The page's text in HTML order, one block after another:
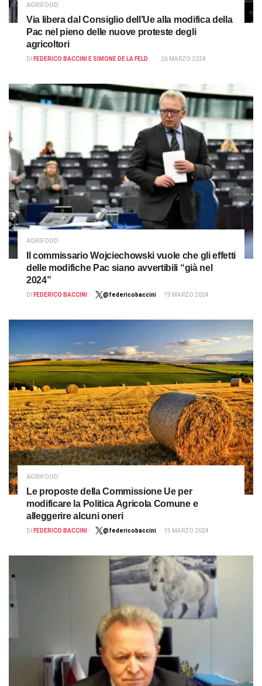
AGRIFOOD
Via libera dal Consiglio dell’Ue alla modifica della
Pac nel pieno delle nuove proteste degli
agricoltori
DI FEDERICO BACCINI E SIMONE DE LA FELD 26 MARZO 2024
AGRIFOOD
Il commissario Wojciechowski vuole che gli effetti
delle modifiche Pac siano avvertibili “già nel
2024”
DI FEDERICO BACCINI @federicobaccini 19 MARZO 2024
AGRIFOOD
Le proposte della Commissione Ue per
modificare la Politica Agricola Comune e
alleggerire alcuni oneri
DI FEDERICO BACCINI @federicobaccini 15 MARZO 2024